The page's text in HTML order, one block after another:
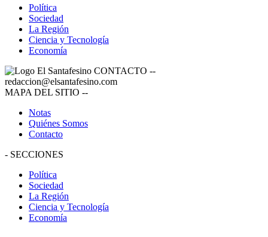
Política
Sociedad
La Región
Ciencia y Tecnología
Economía
CONTACTO --
redaccion@elsantafesino.com
MAPA DEL SITIO --
Notas
Quiénes Somos
Contacto
- SECCIONES
Política
Sociedad
La Región
Ciencia y Tecnología
Economía